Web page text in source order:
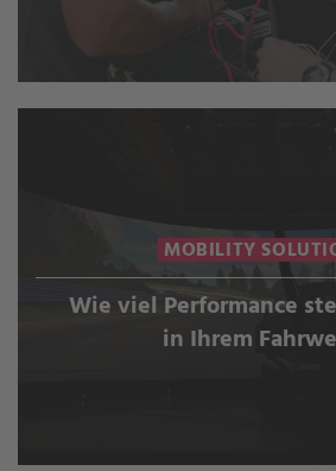
MOBILITY
Wie viel Performance
in Ihrem